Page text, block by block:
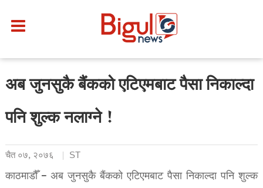
अब जुनसुकै बैंकको एटिएमबाट पैसा निकाल्दा
पनि शुल्क नलाग्ने !
चैत ०७, २०७६ ST
काठमाडौँ – अब जुनसुकै बैंकको एटिएमबाट पैसा निकाल्दा पनि शुल्क